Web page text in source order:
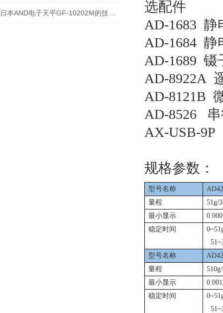
选配件
AD-1683 静
AD-1684 静
AD-1689 镊
AD-8922A
AD-8121B
AD-8526
AX-USB-9P
规格参数：
型号名称
量程
51g/
最小显示
稳定时间
型号名称
量程
最小显示
稳定时间